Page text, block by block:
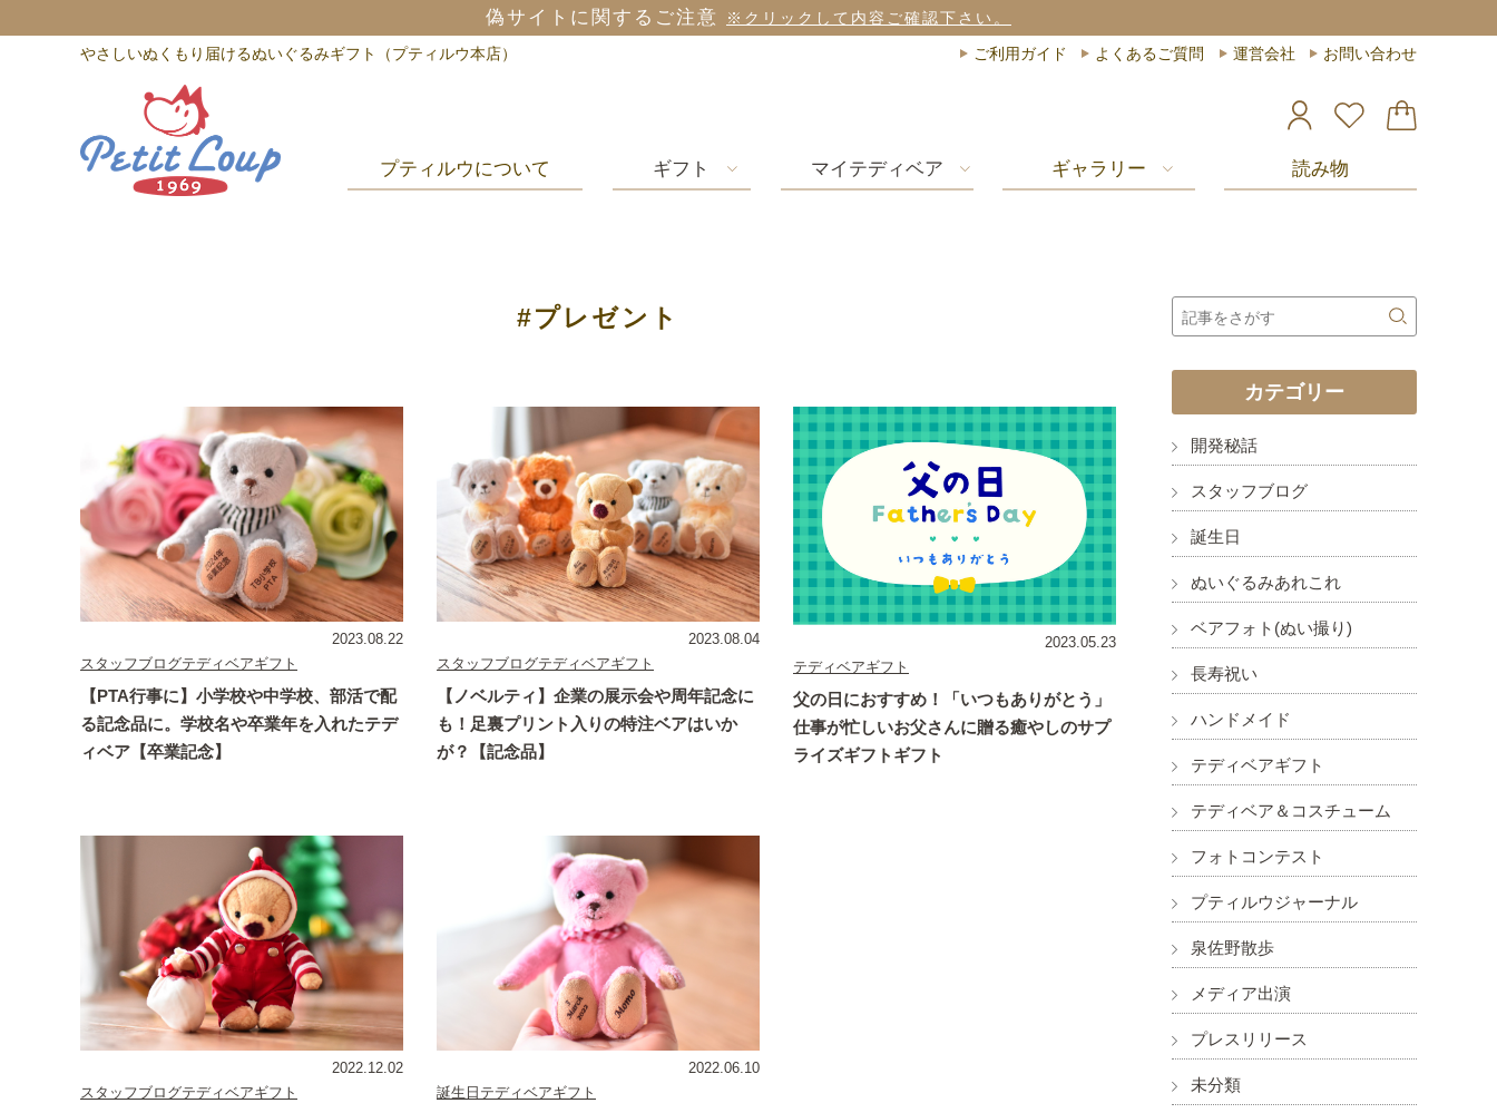
偽サイトに関するご注意 ※クリックして内容ご確認下さい。
やさしいぬくもり届けるぬいぐるみギフト（プティルウ本店） ご利用ガイド よくあるご質問 運営会社 お問い合わせ
プティルウについて ギフト マイテディベア ギャラリー 読み物
#プレゼント
2023.08.22
スタッフブログテディベアギフト
【PTA行事に】小学校や中学校、部活で配
る記念品に。学校名や卒業年を入れたテデ
ィベア【卒業記念】
2023.08.04
スタッフブログテディベアギフト
【ノベルティ】企業の展示会や周年記念に
も！足裏プリント入りの特注ベアはいか
が？【記念品】
2023.05.23
テディベアギフト
父の日におすすめ！「いつもありがとう」
仕事が忙しいお父さんに贈る癒やしのサプ
ライズギフトギフト
2022.12.02
スタッフブログテディベアギフト
2022.06.10
誕生日 テディベアギフト
カテゴリー
開発秘話
スタッフブログ
誕生日
ぬいぐるみあれこれ
ベアフォト(ぬい撮り)
長寿祝い
ハンドメイド
テディベアギフト
テディベア＆コスチューム
フォトコンテスト
プティルウジャーナル
泉佐野散歩
メディア出演
プレスリリース
未分類